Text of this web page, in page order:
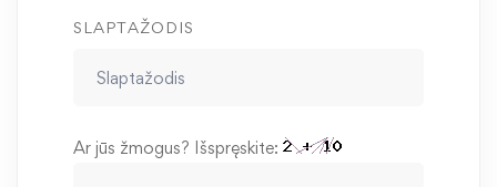
SLAPTAŽODIS
Ar jūs žmogus? Išspręskite: